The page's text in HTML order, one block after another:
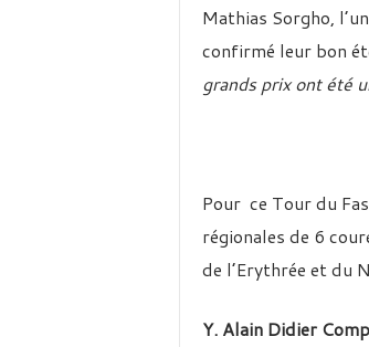
Mathias Sorgho,
confirmé leur bon
grands prix ont été
Pour ce Tour du
régionales de 6
de l’Erythrée et du
Y. Alain Didier